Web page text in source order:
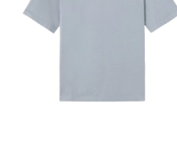
STONE ISLAND